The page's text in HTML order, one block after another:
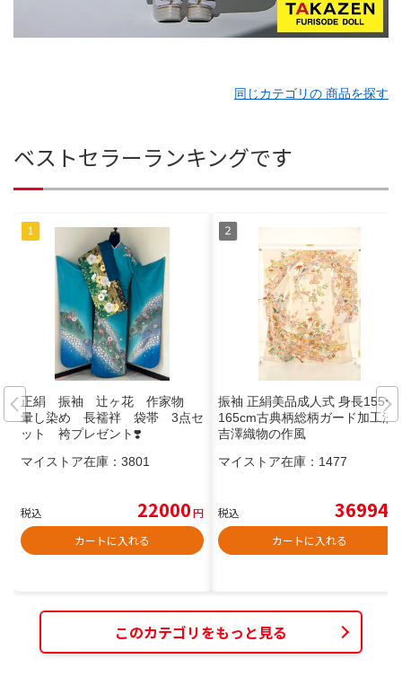
同じカテゴリの 商品を探す
ベストセラーランキングです
正絹 振袖 辻ヶ花 作家物
暈し染め 長襦袢 袋帯 3点セ
ット 袴プレゼント❣️
マイストア在庫： 3801
税込 22000円
カートに入れる
振袖 正絹美品成人式 身長155〜
165cm古典柄総柄ガード加工済
吉澤織物の作風
マイストア在庫： 1477
税込 36994
カートに入れる
このカテゴリをもっと見る